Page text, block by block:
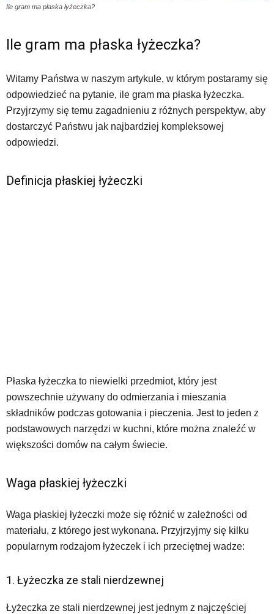
Ile gram ma płaska łyżeczka?
Ile gram ma płaska łyżeczka?
Witamy Państwa w naszym artykule, w którym postaramy się
odpowiedzieć na pytanie, ile gram ma płaska łyżeczka.
Przyjrzymy się temu zagadnieniu z różnych perspektyw, aby
dostarczyć Państwu jak najbardziej kompleksowej
odpowiedzi.
Definicja płaskiej łyżeczki
Płaska łyżeczka to niewielki przedmiot, który jest
powszechnie używany do odmierzania i mieszania
składników podczas gotowania i pieczenia. Jest to jeden z
podstawowych narzędzi w kuchni, które można znaleźć w
większości domów na całym świecie.
Waga płaskiej łyżeczki
Waga płaskiej łyżeczki może się różnić w zależności od
materiału, z którego jest wykonana. Przyjrzyjmy się kilku
popularnym rodzajom łyżeczek i ich przeciętnej wadze:
1. Łyżeczka ze stali nierdzewnej
Łyżeczka ze stali nierdzewnej jest jednym z najczęściej